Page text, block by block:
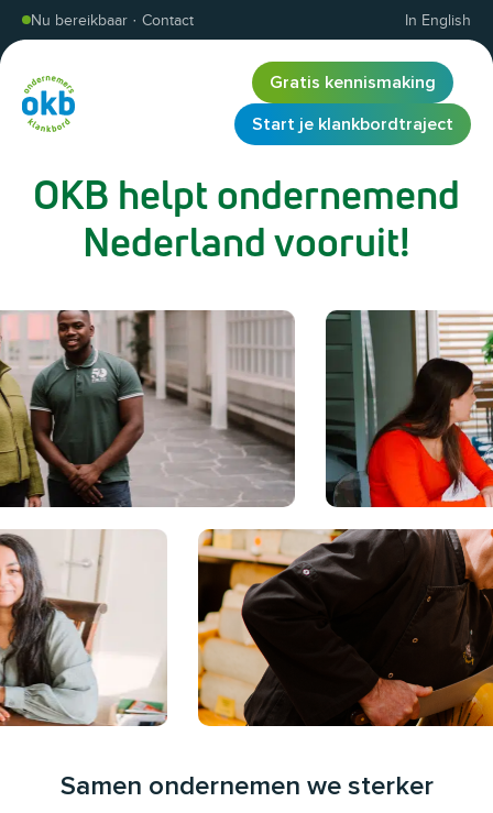
Overslaan en inhoud weergeven
Nu bereikbaar · Contact In English
Gratis kennismaking
Start je klankbordtraject
OKB helpt ondernemend
Nederland vooruit!
Samen ondernemen we sterker